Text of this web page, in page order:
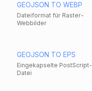
GEOJSON TO WEBP
Dateiformat für Raster-
Webbilder
GEOJSON TO EPS
Eingekapselte PostScript-
Datei